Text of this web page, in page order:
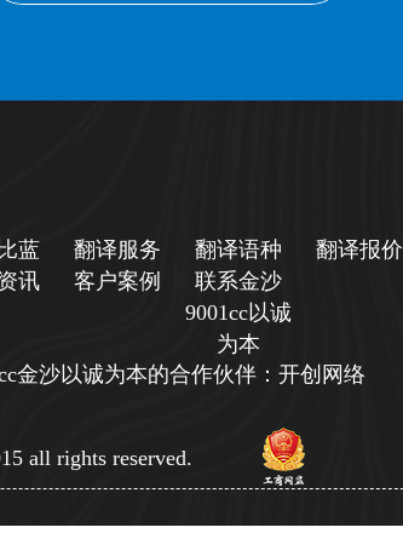
蓝 翻译服务 翻译语种 翻译报价
讯
客户案例
联系金沙
9001cc以诚
为本
金沙以诚为本的合作伙伴：开创网络
all rights reserved.